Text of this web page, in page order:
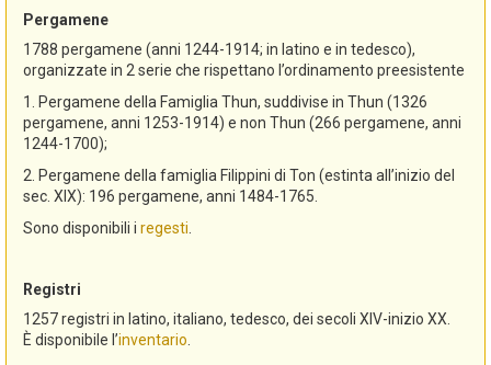
Pergamene
1788 pergamene (anni 1244-1914; in latino e in tedesco),
organizzate in 2 serie che rispettano l’ordinamento preesistente
1. Pergamene della Famiglia Thun, suddivise in Thun (1326
pergamene, anni 1253-1914) e non Thun (266 pergamene, anni
1244-1700);
2. Pergamene della famiglia Filippini di Ton (estinta all’inizio del
sec. XIX): 196 pergamene, anni 1484-1765.
Sono disponibili i regesti
Registri
1257 registri in latino, italiano, tedesco, dei secoli XIV-inizio XX.
È disponibile l’inventario